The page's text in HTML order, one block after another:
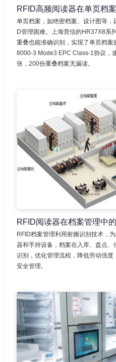
RFID高频阅读器在单页档
单页档案，如绝密档案、设计图等，
D管理困难。上海营信的HR37X8系
重叠也能准确识别，实现了单页档
8000-3 Mode3 EPC Class-1协议，
张，200份重叠档案无漏读。
RFID阅读器在档案管理中
RFID档案管理利用射频识别技术，
器和手持设备，档案在入库、盘点
识别，优化管理流程，降低劳动强
安全管理。